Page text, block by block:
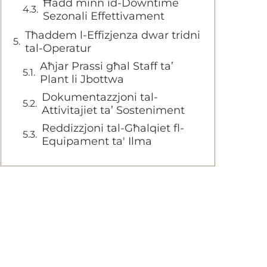
Ħadd minn id-Downtime
Sezonali Effettivament
Tħaddem l-Effizjenza dwar tridni
tal-Operatur
Aħjar Prassi għal Staff ta’
Plant li Jbottwa
Dokumentazzjoni tal-
Attivitajiet ta’ Sosteniment
Reddizzjoni tal-Għalqiet fl-
Equipament ta' Ilma